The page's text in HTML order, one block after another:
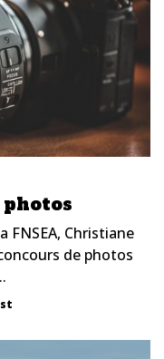
photos
FNSEA, Christiane
de photos